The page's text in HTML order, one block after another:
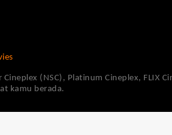
(NSC), Platinum Cineplex, FLIX
kamu berada.